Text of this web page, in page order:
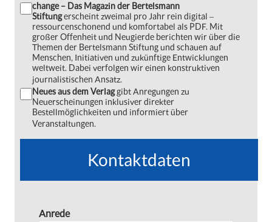
change – Das Magazin der Bertelsmann
Stiftungerscheint zweimal pro Jahr rein digital ‒
ressourcenschonend und komfortabel als PDF. Mit
großer Offenheit und Neugierde berichten wir über die
Themen der Bertelsmann Stiftung und schauen auf
Menschen, Initiativen und zukünftige Entwicklungen
weltweit. Dabei verfolgen wir einen konstruktiven
journalistischen Ansatz.
Neues aus dem Verlaggibt Anregungen zu
Neuerscheinungen inklusiver direkter
Bestellmöglichkeiten und informiert über
Veranstaltungen.
Kontaktdaten
Anrede